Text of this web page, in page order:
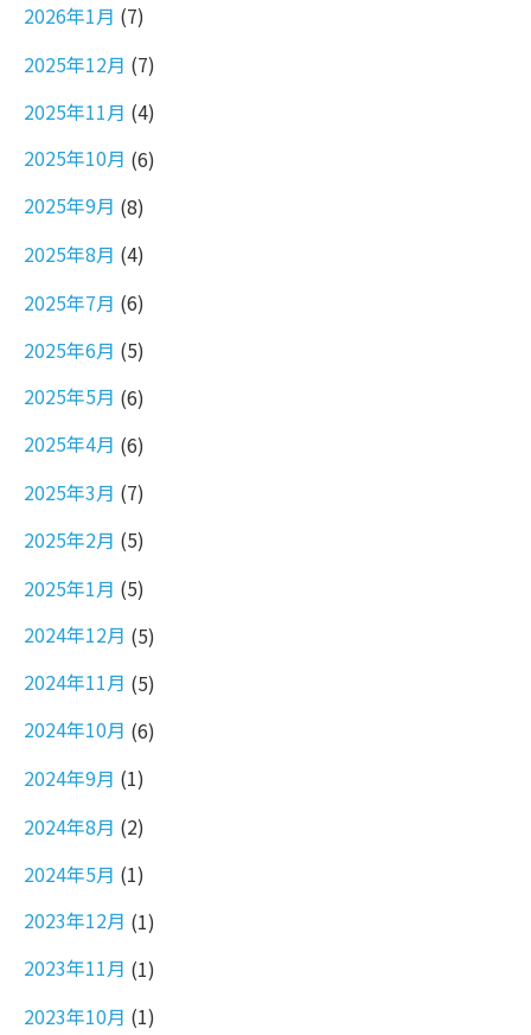
2026年1月 (7)
2025年12月 (7)
2025年11月 (4)
2025年10月 (6)
2025年9月 (8)
2025年8月 (4)
2025年7月 (6)
2025年6月 (5)
2025年5月 (6)
2025年4月 (6)
2025年3月 (7)
2025年2月 (5)
2025年1月 (5)
2024年12月 (5)
2024年11月 (5)
2024年10月 (6)
2024年9月 (1)
2024年8月 (2)
2024年5月 (1)
2023年12月 (1)
2023年11月 (1)
2023年10月 (1)